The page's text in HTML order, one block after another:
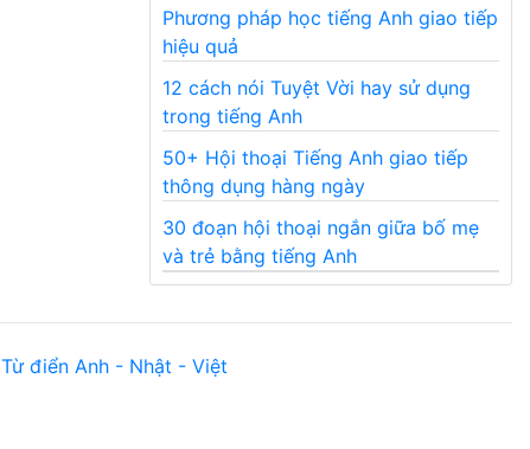
Phương pháp học tiếng Anh giao tiếp
hiệu quả
12 cách nói Tuyệt Vời hay sử dụng
trong tiếng Anh
50+ Hội thoại Tiếng Anh giao tiếp
thông dụng hàng ngày
30 đoạn hội thoại ngắn giữa bố mẹ
và trẻ bằng tiếng Anh
Từ điển Anh - Nhật - Việt